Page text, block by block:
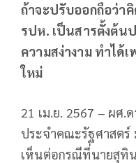
ถ้าจะปรับออกถือว่า
รปห. เป็นสารตั้งต้
ความสง่างาม ทำได้
ใหม่
21 เม.ย. 2567 – ผศ.
ประจำคณะรัฐศาสตร์
เห็นต่อกรณีที่นายสุทิน